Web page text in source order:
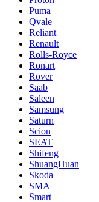
Puma
Qvale
Reliant
Renault
Rolls-Royce
Ronart
Rover
Saab
Saleen
Samsung
Saturn
Scion
SEAT
Shifeng
ShuangHuan
Skoda
SMA
Smart